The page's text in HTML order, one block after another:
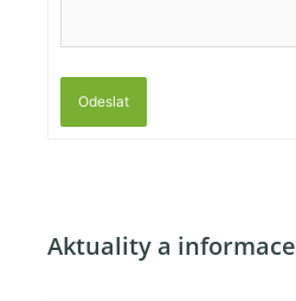
Odeslat
Aktuality a informace